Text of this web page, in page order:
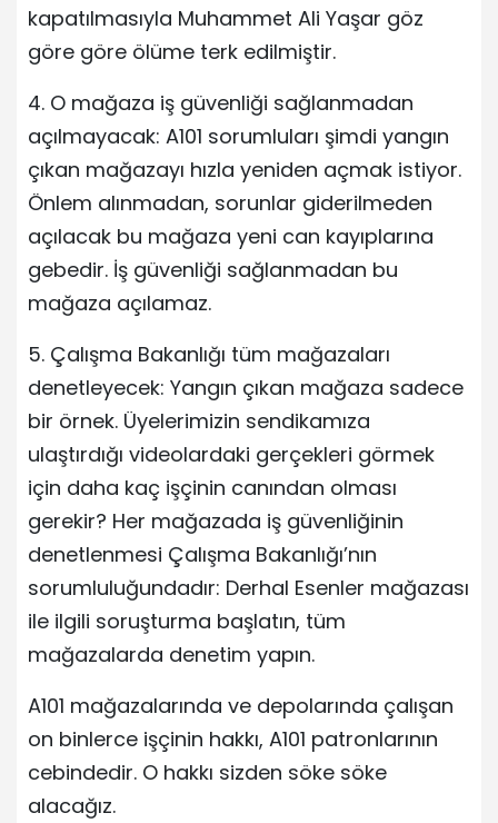
kapatılmasıyla Muhammet Ali Yaşar göz
göre göre ölüme terk edilmiştir.
4. O mağaza iş güvenliği sağlanmadan
açılmayacak: A101 sorumluları şimdi yangın
çıkan mağazayı hızla yeniden açmak istiyor.
Önlem alınmadan, sorunlar giderilmeden
açılacak bu mağaza yeni can kayıplarına
gebedir. İş güvenliği sağlanmadan bu
mağaza açılamaz.
5. Çalışma Bakanlığı tüm mağazaları
denetleyecek: Yangın çıkan mağaza sadece
bir örnek. Üyelerimizin sendikamıza
ulaştırdığı videolardaki gerçekleri görmek
için daha kaç işçinin canından olması
gerekir? Her mağazada iş güvenliğinin
denetlenmesi Çalışma Bakanlığı’nın
sorumluluğundadır: Derhal Esenler mağazası
ile ilgili soruşturma başlatın, tüm
mağazalarda denetim yapın.
A101 mağazalarında ve depolarında çalışan
on binlerce işçinin hakkı, A101 patronlarının
cebindedir. O hakkı sizden söke söke
alacağız.